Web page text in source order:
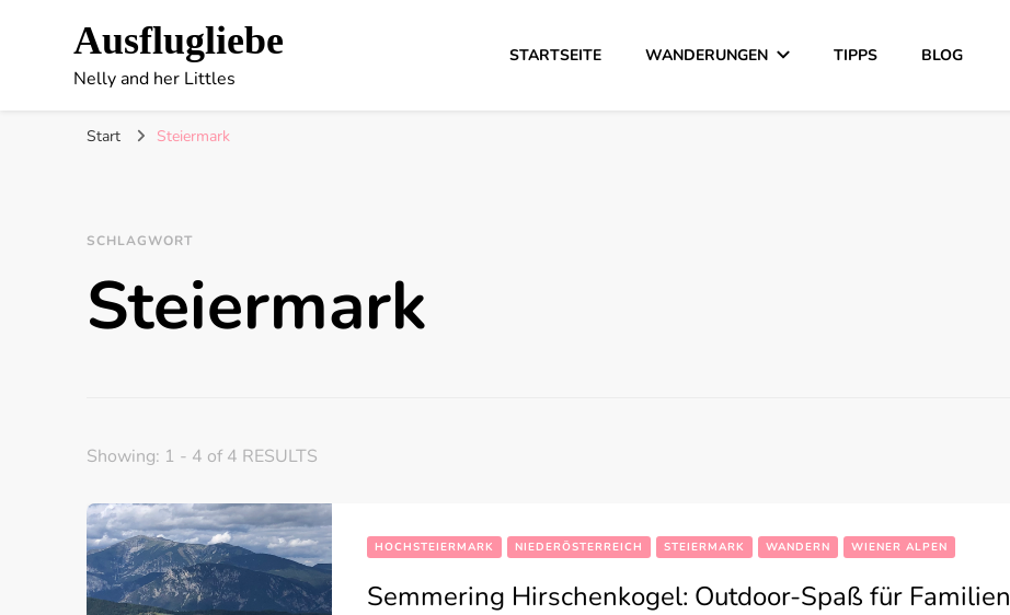
Ausflugliebe
Nelly and her Littles
STARTSEITE WANDERUNGEN TIPPS BLOG
Start Steiermark
SCHLAGWORT
Steiermark
Showing: 1 - 4 of 4 RESULTS
HOCHSTEIERMARK NIEDERÖSTERREICH STEIERMARK WANDERN WIENER ALPEN
Semmering Hirschenkogel: Outdoor-Spaß für Familien